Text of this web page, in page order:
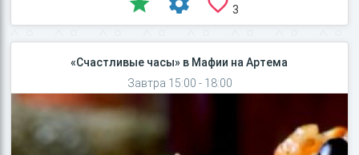
3
«Счастливые часы» в Мафии на Артема
Завтра 15:00 - 18:00